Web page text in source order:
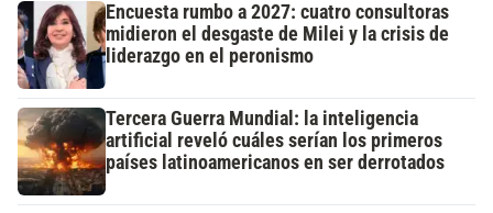
Encuesta rumbo a 2027: cuatro consultoras
midieron el desgaste de Milei y la crisis de
liderazgo en el peronismo
Tercera Guerra Mundial: la inteligencia
artificial reveló cuáles serían los primeros
países latinoamericanos en ser derrotados